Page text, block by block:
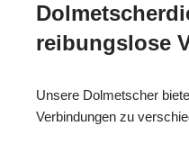
reibungslose
Unsere Dolmetscher
Verbindungen zu